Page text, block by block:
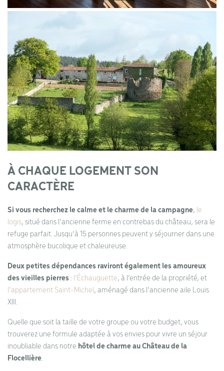
À CHAQUE LOGEMENT SON
CARACTÈRE
Si vous recherchez le calme et le charme de la campagne, le
logis, situé dans l’ancienne ferme en contrebas du château, sera le
refuge parfait. Jusqu’à 15 personnes peuvent y séjourner dans une
atmosphère bucolique et chaleureuse.
Deux petites dépendances raviront également les amoureux
des vieilles pierres : l’Échauguette, à l’entrée de la propriété, et
l’appartement Saint-Michel, aménagé dans l’ancienne aile Louis
XIII.
Quelle que soit la taille de votre groupe ou votre budget, vous
trouverez une formule adaptée à vos envies pour vivre un séjour
inoubliable dans notre hôtel de charme au Château de la
Flocellière.